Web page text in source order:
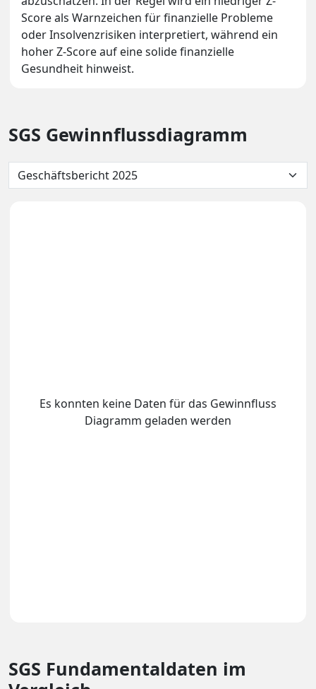
Score als Warnzeichen für finanzielle Probleme
oder Insolvenzrisiken interpretiert, während ein
hoher Z-Score auf eine solide finanzielle
Gesundheit hinweist.
SGS Gewinnflussdiagramm
Es konnten keine Daten für das Gewinnfluss
Diagramm geladen werden
SGS Fundamentaldaten im